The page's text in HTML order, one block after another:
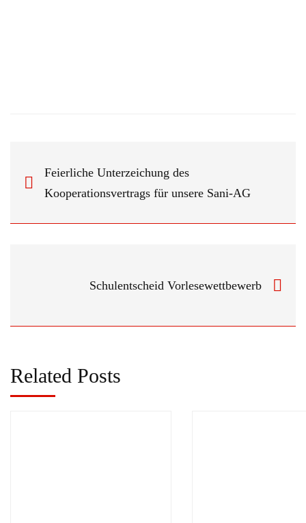
Feierliche Unterzeichung des
Kooperationsvertrags für unsere Sani-AG
Schulentscheid Vorlesewettbewerb
Related Posts